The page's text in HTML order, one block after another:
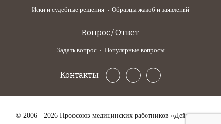
Иски и судебные решения
Образцы жалоб и заявлений
Вопрос / Ответ
Задать вопрос Популярные вопросы
Контакты
© 2006—2026 Профсоюз медицинских работников «Действие»